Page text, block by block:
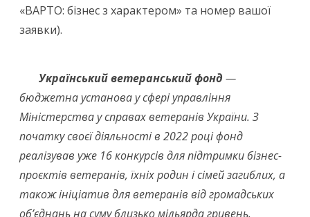
«ВАРТО: бізнес з характером» та номер вашої
заявки).
Український ветеранський фонд —
бюджетна установа у сфері управління
Міністерства у справах ветеранів України. З
початку своєї діяльності в 2022 році фонд
реалізував уже 16 конкурсів для підтримки бізнес-
проєктів ветеранів, їхніх родин і сімей загиблих, а
також ініціатив для ветеранів від громадських
обʼєднань на суму близько мільярда гривень.